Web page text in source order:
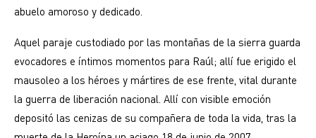
abuelo amoroso y dedicado.
Aquel paraje custodiado por las montañas de la sierra guarda
evocadores e íntimos momentos para Raúl; allí fue erigido el
mausoleo a los héroes y mártires de ese frente, vital durante
la guerra de liberación nacional. Allí con visible emoción
depositó las cenizas de su compañera de toda la vida, tras la